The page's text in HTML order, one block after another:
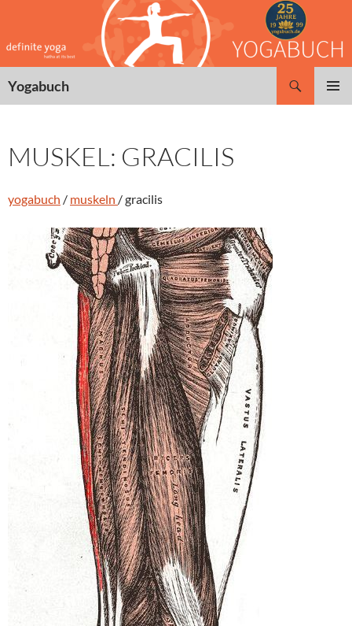
springen
Yogabuch
MUSKEL: GRACILIS
yogabuch / muskeln / gracilis